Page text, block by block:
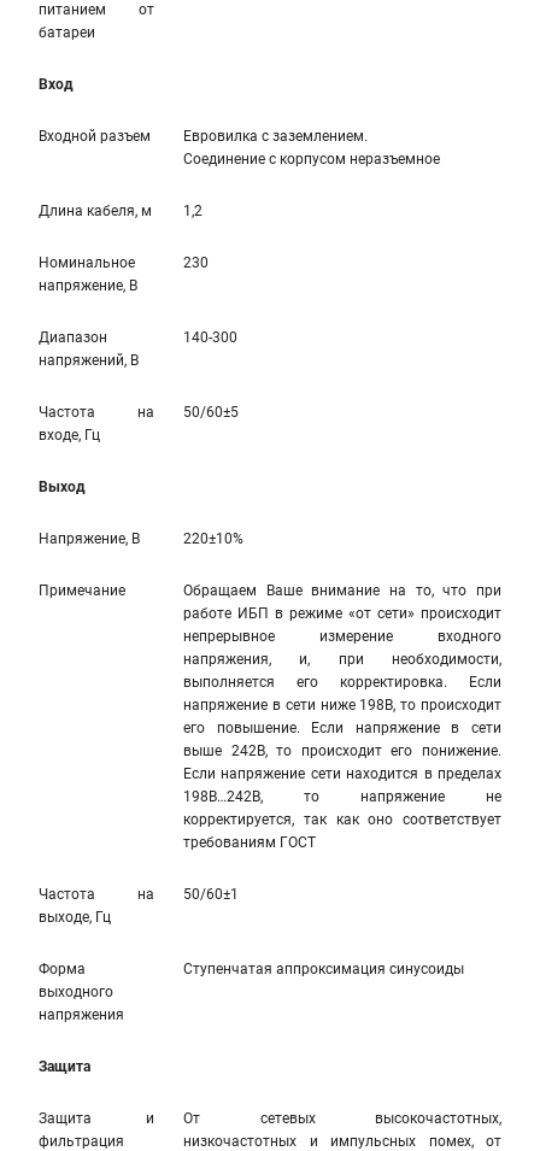
питанием от
батареи
Вход
Входной разъем
Евровилка с заземлением.
Соединение с корпусом неразъемное
Длина кабеля, м 1,2
Номинальное
напряжение, В
230
Диапазон
напряжений, В
140-300
Частота на
входе, Гц
50/60±5
Выход
Напряжение, В 220±10%
Примечание
Обращаем Ваше внимание на то, что при
работе ИБП в режиме «от сети» происходит
непрерывное измерение входного
напряжения, и, при необходимости,
выполняется его корректировка. Если
напряжение в сети ниже 198В, то происходит
его повышение. Если напряжение в сети
выше 242В, то происходит его понижение.
Если напряжение сети находится в пределах
198В…242В, то напряжение не
корректируется, так как оно соответствует
требованиям ГОСТ
Частота на
выходе, Гц
50/60±1
Форма
выходного
напряжения
Ступенчатая аппроксимация синусоиды
Защита
Защита и
фильтрация
От сетевых высокочастотных,
низкочастотных и импульсных помех, от